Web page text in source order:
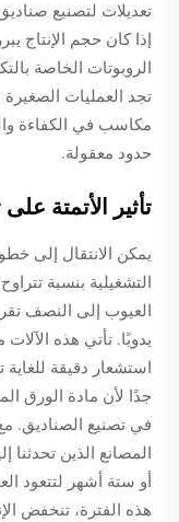
تعديلات لتصنيع
إذا كان حجم الإنتاج
الروبوتات الخاصة
تجد العمليات
مكاسب في الكفاءة
حدود معقولة.
تأثير الأتمتة
يمكن الانتقال إلى
العيوب إلى النصف
يدويًا. تأتي هذه
استشعار دقيقة
جدًا لأن مادة الورق
في تصنيع الصناديق.
المصانع الذين
أو ستة أشهر لتتعود